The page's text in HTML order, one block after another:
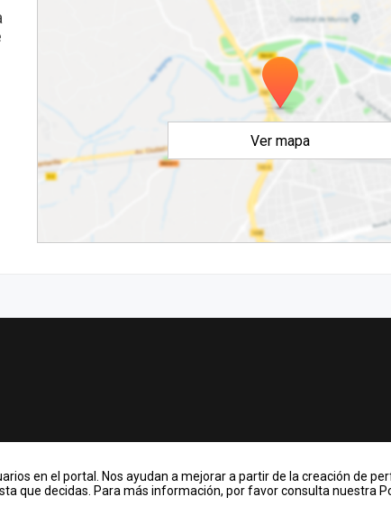
en el portal. Nos ayudan a mejorar a partir de la creación de
que decidas. Para más información, por favor consulta nuestra
Ver mapa